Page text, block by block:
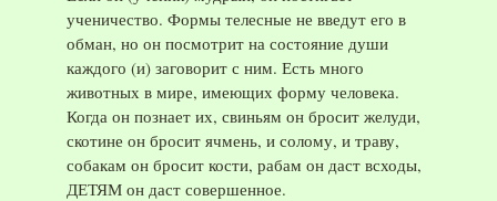
ученичество. Формы телесные не введут его в
обман, но он посмотрит на состояние души
каждого (и) заговорит с ним. Есть много
животных в мире, имеющих форму человека.
Когда он познает их, свиньям он бросит желуди,
скотине он бросит ячмень, и солому, и траву,
собакам он бросит кости, рабам он даст всходы,
ДЕТЯМ он даст совершенное.